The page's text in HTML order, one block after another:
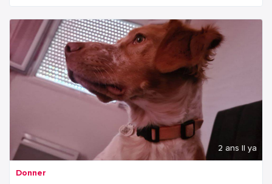
2 ans Il ya
Donner